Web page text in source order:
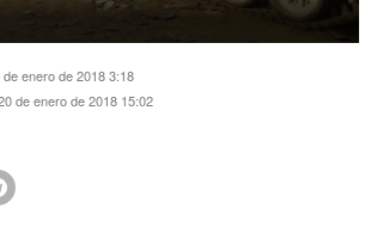
enero de 2018 3:18
de enero de 2018 15:02